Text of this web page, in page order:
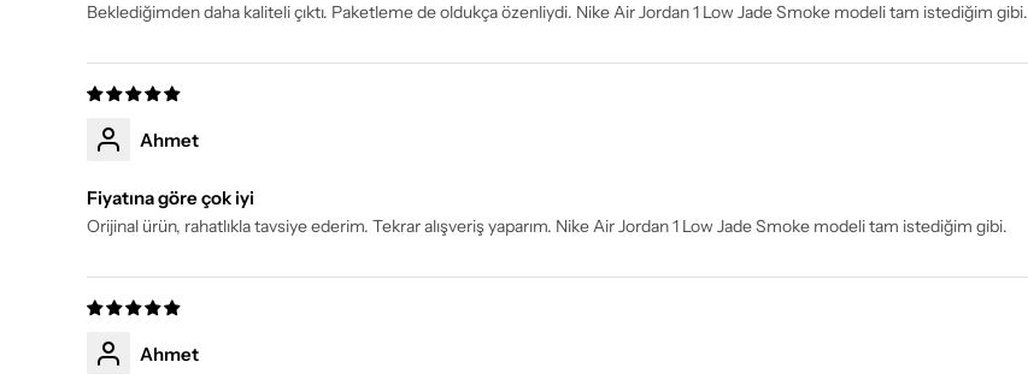
Beklediğimden daha kaliteli çıktı. Paketleme de oldukça özenliydi. Nike Air Jordan 1 Low Jade Smoke modeli tam istediğim gibi.
Ahmet
Fiyatına göre çok iyi
Orijinal ürün, rahatlıkla tavsiye ederim. Tekrar alışveriş yaparım. Nike Air Jordan 1 Low Jade Smoke modeli tam istediğim gibi.
Ahmet